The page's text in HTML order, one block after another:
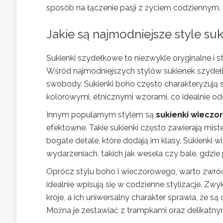
sposób na łączenie pasji z życiem codziennym.
Jakie są najmodniejsze style
Sukienki szydełkowe to niezwykle oryginalne i
Wśród najmodniejszych stylów sukienek
swobody. Sukienki boho często
kolorowymi, etnicznymi wzorami, co idealnie
Innym popularnym stylem są sukienki
efektowne. Takie sukienki często zawierają
bogate detale, które dodają im klasy. Sukienki
wydarzeniach, takich jak wesela czy bale,
Oprócz stylu boho i wieczorowego, warto
idealnie wpisują się w codzienne stylizacje.
kroje, a ich uniwersalny charakter sprawia, że
Można je zestawiać z trampkami oraz